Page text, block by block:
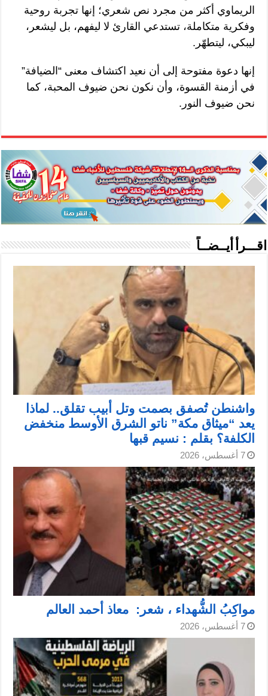
الريماوي أكثر من مجرد نص شعري؛ إنها تجربة روحية
وفكرية متكاملة، تستدعي القارئ لا ليفهم، بل ليشعر،
ليبكي، ليتطهّر.
إنها دعوة مفتوحة إلى أن نعيد اكتشاف معنى “الضيافة”
في أزمنة القسوة، وأن نكون نحن ضيوف المحبة، كما
نحن ضيوف النور.
اقـــرأ أيــضــاً
واشنطن تُصفق بصمت وتل أبيب تقلق.. لماذا
يعد “ميثاق مكة” ناتو الشرق الأوسط منخفض
الكلفة؟ بقلم : نسيم قبها
7 أغسطس، 2026
مواكِبُ الشُّهداء ، شعر: معاذ أحمد العالم
7 أغسطس، 2026